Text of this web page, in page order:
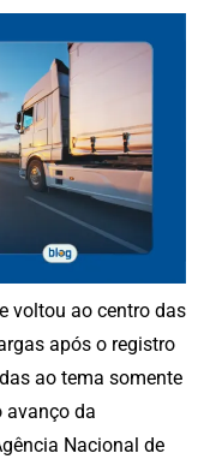
voltou ao centro das
após o registro
ao tema somente
avanço da
Nacional de